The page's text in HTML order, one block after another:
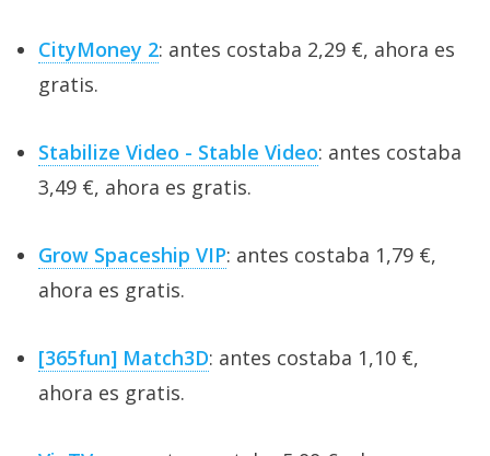
CityMoney 2: antes costaba 2,29 €, ahora es
gratis.
Stabilize Video - Stable Video: antes costaba
3,49 €, ahora es gratis.
Grow Spaceship VIP: antes costaba 1,79 €,
ahora es gratis.
[365fun] Match3D: antes costaba 1,10 €,
ahora es gratis.